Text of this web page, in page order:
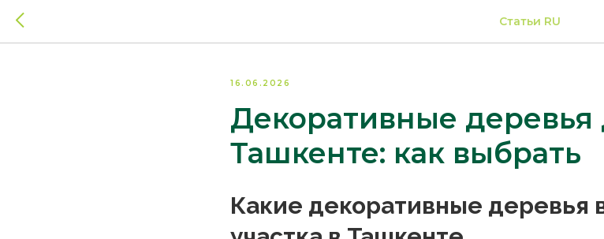
Статьи RU
16.06.2026
Декоративные деревья
Ташкенте: как выбрать
Какие декоративные деревья